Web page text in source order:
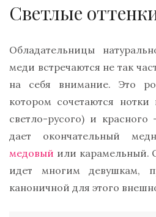
Светлые
Обладательницы
меди встречаются не так
на себя внимание. Это
котором сочетаются нотки
светло-русого) и
дает окончательный
медовый или карамельный.
идет многим девушкам,
каноничной для этого